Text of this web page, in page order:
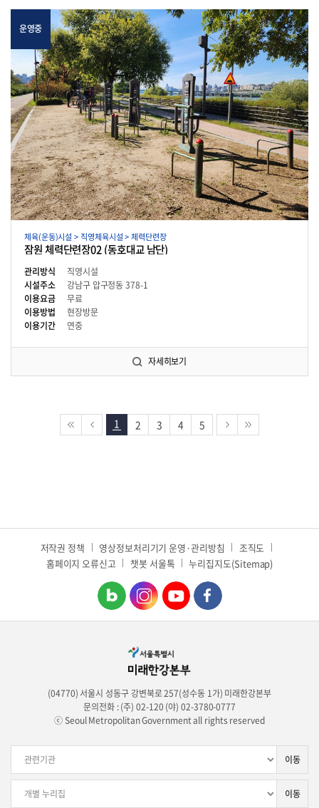
운영중
체육(운동)시설 > 직영체육시설 > 체력단련장
잠원 체력단련장02 (동호대교 남단)
관리방식
직영시설
시설주소
강남구 압구정동 378-1
이용요금
무료
이용방법
현장방문
이용기간
연중
자세히보기
1 2 3 4 5
저작권 정책 영상정보처리기기 운영·관리방침
조직도
홈페이지 오류신고
챗봇 서울톡 누리집지도(Sitemap)
(04770) 서울시 성동구 강변북로 257(성수동 1가) 미래한강본부
문의전화 : (주) 02-120 (야) 02-3780-0777
ⓒ Seoul Metropolitan Government all rights reserved
이동
이동